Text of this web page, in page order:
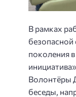
В рамках
поколения
Волонтёры
беседы,